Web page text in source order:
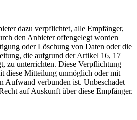
dazu verpflichtet, alle Empfänger,
den Anbieter offengelegt worden
oder Löschung von Daten oder die
die aufgrund der Artikel 16, 17
zu unterrichten. Diese Verpflichtung
diese Mitteilung unmöglich oder mit
Aufwand verbunden ist. Unbeschadet
auf Auskunft über diese Empfänger.